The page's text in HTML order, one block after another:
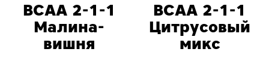
BCAA 2-1-1
Малина-
вишня
BCAA 2-1-1
Цитрусовый
микс